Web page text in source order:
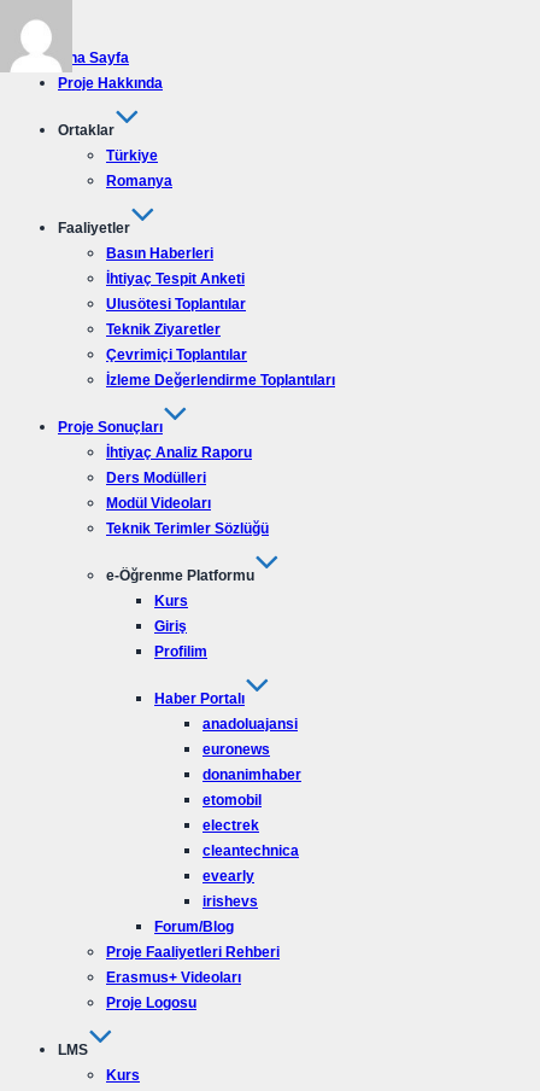
Ana Sayfa
Proje Hakkında
Ortaklar
Türkiye
Romanya
Faaliyetler
Basın Haberleri
İhtiyaç Tespit Anketi
Ulusötesi Toplantılar
Teknik Ziyaretler
Çevrimiçi Toplantılar
İzleme Değerlendirme Toplantıları
Proje Sonuçları
İhtiyaç Analiz Raporu
Ders Modülleri
Modül Videoları
Teknik Terimler Sözlüğü
e-Öğrenme Platformu
Kurs
Giriş
Profilim
Haber Portalı
anadoluajansi
euronews
donanimhaber
etomobil
electrek
cleantechnica
evearly
irishevs
Forum/Blog
Proje Faaliyetleri Rehberi
Erasmus+ Videoları
Proje Logosu
LMS
Kurs